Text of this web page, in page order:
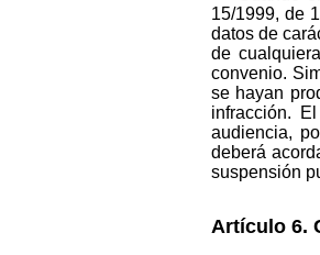
15/1999, de
datos de
de
convenio.
se hayan
infracción.
audiencia,
deberá
suspensión
Artículo 6.